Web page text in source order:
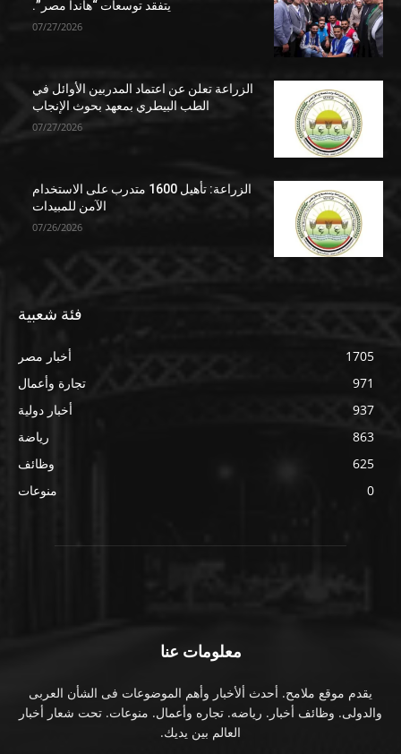
يتفقد توسعات “هاندا مصر”.
07/27/2026
الزراعة تعلن عن اعتماد المدربين الأوائل في
الطب البيطري بمعهد بحوث الإنجاب
07/27/2026
الزراعة: تأهيل 1600 متدرب على الاستخدام
الآمن للمبيدات
07/26/2026
فئة شعبية
أخبار مصر
1705
تجارة وأعمال
971
أخبار دولية
937
رياضة
863
وظائف
625
منوعات
0
معلومات عنا
يقدم موقع ملامح. أحدث ألأخبار وأهم الموضوعات فى الشأن العربى
والدولى. وظائف أخبار. رياضه. تجاره وأعمال. منوعات. تحت شعار أخبار
العالم بين يديك.